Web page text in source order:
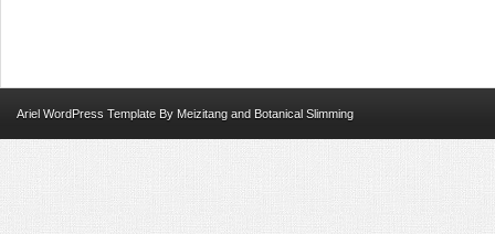
Ariel WordPress Template By Meizitang and Botanical Slimming